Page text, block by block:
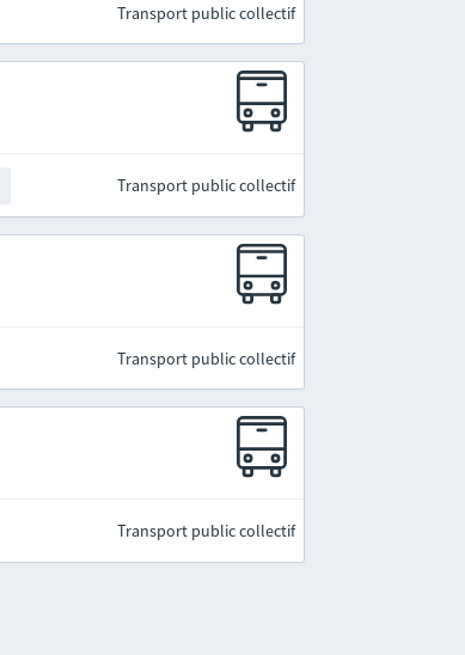
Transport public collectif
Transport public collectif
Transport public collectif
Transport public collectif